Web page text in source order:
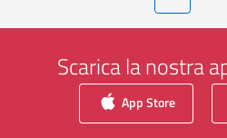
Scarica la nostra
App Store